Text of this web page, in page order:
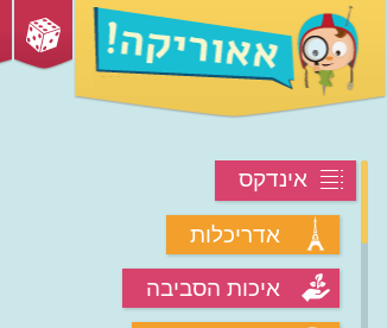
אינדקס
אדריכלות
איכות הסביבה